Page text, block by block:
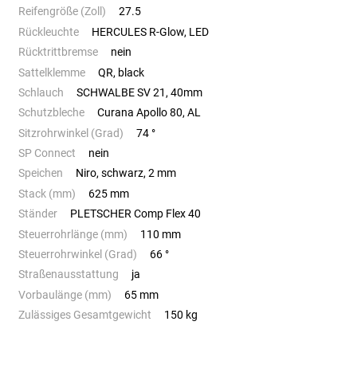
Reifengröße (Zoll)
27.5
Rückleuchte
HERCULES R-Glow, LED
Rücktrittbremse
nein
Sattelklemme
QR, black
Schlauch
SCHWALBE SV 21, 40mm
Schutzbleche
Curana Apollo 80, AL
Sitzrohrwinkel (Grad)
74 °
SP Connect
nein
Speichen
Niro, schwarz, 2 mm
Stack (mm)
625 mm
Ständer
PLETSCHER Comp Flex 40
Steuerrohrlänge (mm)
110 mm
Steuerrohrwinkel (Grad)
66 °
Straßenausstattung
ja
Vorbaulänge (mm)
65 mm
Zulässiges Gesamtgewicht
150 kg